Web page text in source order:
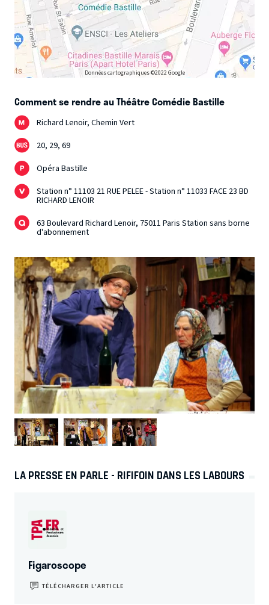
Données cartographiques ©2022 Google
Comment se rendre au Théâtre Comédie Bastille
Richard Lenoir, Chemin Vert
20, 29, 69
Opéra Bastille
Station n° 11103 21 RUE PELEE - Station n° 11033 FACE 23 BD
RICHARD LENOIR
63 Boulevard Richard Lenoir, 75011 Paris Station sans borne
d'abonnement
LA PRESSE EN PARLE - RIFIFOIN DANS LES LABOURS
Figaroscope
TÉLÉCHARGER L’ARTICLE